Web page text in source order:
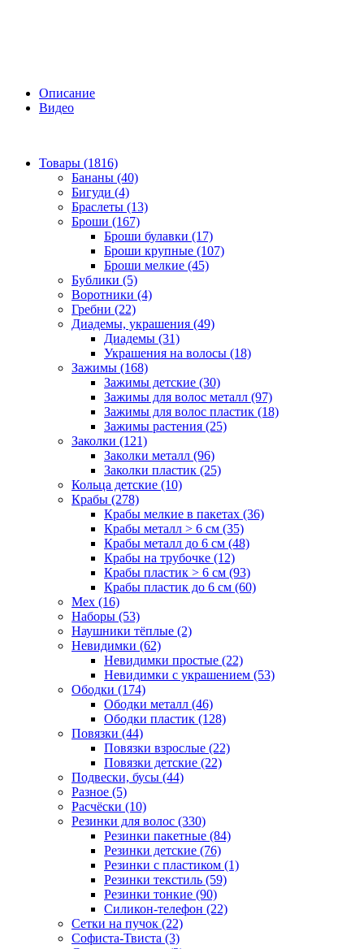
Описание
Видео
Товары (1816)
Бананы (40)
Бигуди (4)
Браслеты (13)
Броши (167)
Броши булавки (17)
Броши крупные (107)
Броши мелкие (45)
Бублики (5)
Воротники (4)
Гребни (22)
Диадемы, украшения (49)
Диадемы (31)
Украшения на волосы (18)
Зажимы (168)
Зажимы детские (30)
Зажимы для волос металл (97)
Зажимы для волос пластик (18)
Зажимы растения (25)
Заколки (121)
Заколки металл (96)
Заколки пластик (25)
Кольца детские (10)
Крабы (278)
Крабы мелкие в пакетах (36)
Крабы металл > 6 см (35)
Крабы металл до 6 см (48)
Крабы на трубочке (12)
Крабы пластик > 6 см (93)
Крабы пластик до 6 см (60)
Мех (16)
Наборы (53)
Наушники тёплые (2)
Невидимки (62)
Невидимки простые (22)
Невидимки с украшением (53)
Ободки (174)
Ободки металл (46)
Ободки пластик (128)
Повязки (44)
Повязки взрослые (22)
Повязки детские (22)
Подвески, бусы (44)
Разное (5)
Расчёски (10)
Резинки для волос (330)
Резинки пакетные (84)
Резинки детские (76)
Резинки с пластиком (1)
Резинки текстиль (59)
Резинки тонкие (90)
Силикон-телефон (22)
Сетки на пучок (22)
Софиста-Твиста (3)